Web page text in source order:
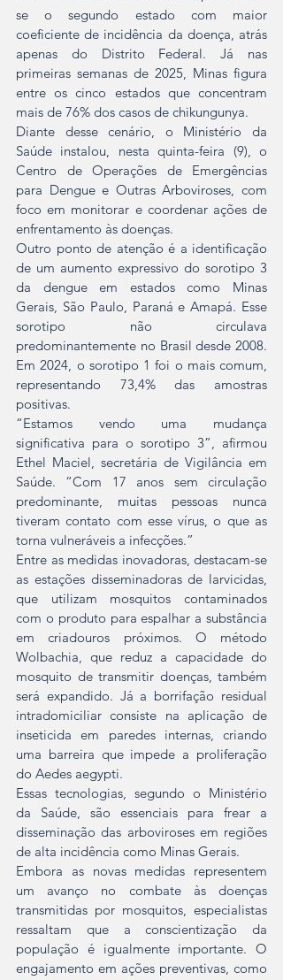
se o segundo estado com maior
coeficiente de incidência da doença, atrás
apenas do Distrito Federal. Já nas
primeiras semanas de 2025, Minas figura
entre os cinco estados que concentram
mais de 76% dos casos de chikungunya.
Diante desse cenário, o Ministério da
Saúde instalou, nesta quinta-feira (9), o
Centro de Operações de Emergências
para Dengue e Outras Arboviroses, com
foco em monitorar e coordenar ações de
enfrentamento às doenças.
Outro ponto de atenção é a identificação
de um aumento expressivo do sorotipo 3
da dengue em estados como Minas
Gerais, São Paulo, Paraná e Amapá. Esse
sorotipo não circulava
predominantemente no Brasil desde 2008.
Em 2024, o sorotipo 1 foi o mais comum,
representando 73,4% das amostras
positivas.
“Estamos vendo uma mudança
significativa para o sorotipo 3”, afirmou
Ethel Maciel, secretária de Vigilância em
Saúde. “Com 17 anos sem circulação
predominante, muitas pessoas nunca
tiveram contato com esse vírus, o que as
torna vulneráveis a infecções.”
Entre as medidas inovadoras, destacam-se
as estações disseminadoras de larvicidas,
que utilizam mosquitos contaminados
com o produto para espalhar a substância
em criadouros próximos. O método
Wolbachia, que reduz a capacidade do
mosquito de transmitir doenças, também
será expandido. Já a borrifação residual
intradomiciliar consiste na aplicação de
inseticida em paredes internas, criando
uma barreira que impede a proliferação
do Aedes aegypti.
Essas tecnologias, segundo o Ministério
da Saúde, são essenciais para frear a
disseminação das arboviroses em regiões
de alta incidência como Minas Gerais.
Embora as novas medidas representem
um avanço no combate às doenças
transmitidas por mosquitos, especialistas
ressaltam que a conscientização da
população é igualmente importante. O
engajamento em ações preventivas, como